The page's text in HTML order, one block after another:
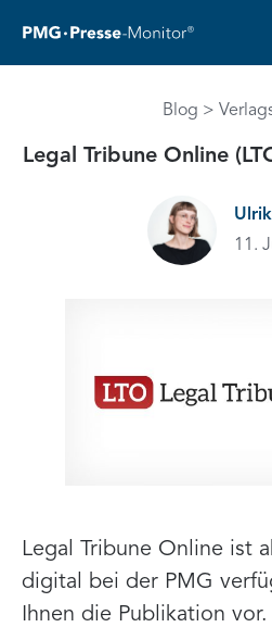
EN
Blog
Legal Tribune Online
11.
Legal Tribune Online ist
digital bei der PMG
Ihnen die Publikation vor.